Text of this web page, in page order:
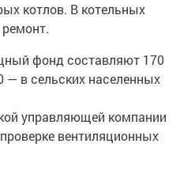
котлов. В котельных
фонд составляют 170
— в сельских населенных
управляющей компании
вентиляционных